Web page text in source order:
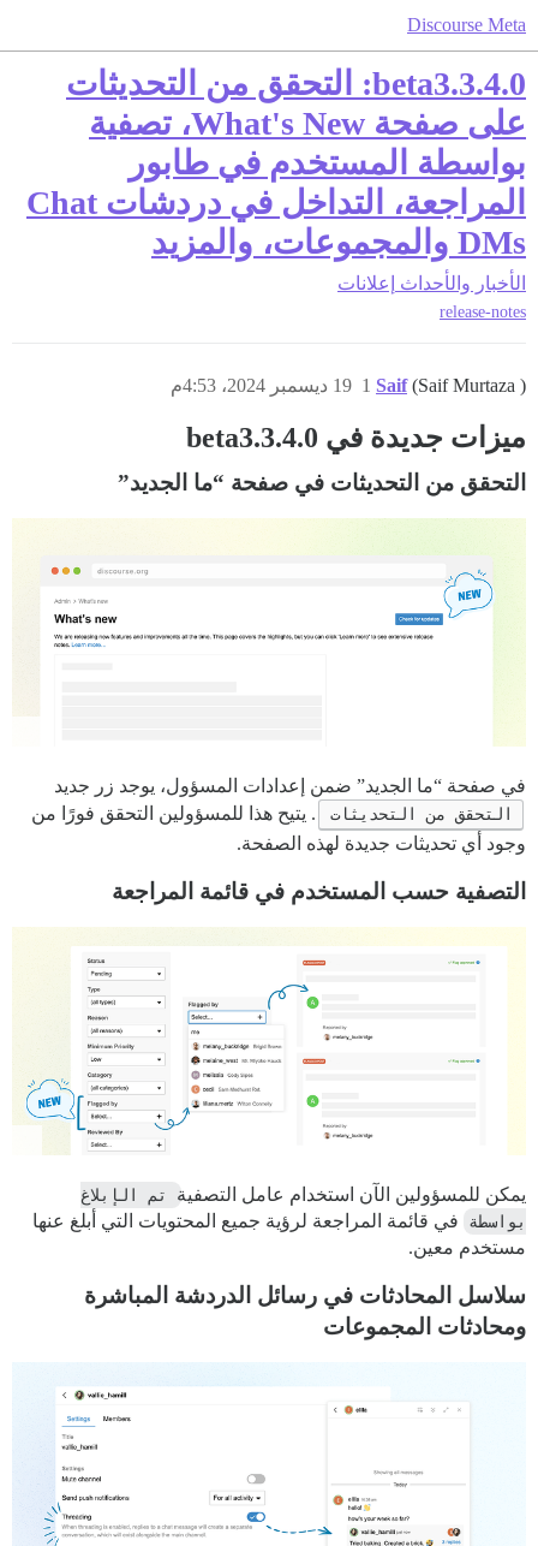
Discourse Meta
3.4.0.beta3: التحقق من التحديثات
على صفحة What's New، تصفية
بواسطة المستخدم في طابور
المراجعة، التداخل في دردشات Chat
DMs والمجموعات، والمزيد
الأخبار والأحداث إعلانات
release-notes
Saif (Saif Murtaza ) 19 ديسمبر 2024، 4:53م 1
ميزات جديدة في 3.4.0.beta3
التحقق من التحديثات في صفحة “ما الجديد”
في صفحة “ما الجديد” ضمن إعدادات المسؤول، يوجد زر جديد
التحقق من التحديثات
. يتيح هذا للمسؤولين التحقق فورًا من
وجود أي تحديثات جديدة لهذه الصفحة.
التصفية حسب المستخدم في قائمة المراجعة
يمكن للمسؤولين الآن استخدام عامل التصفية
بواسطة في قائمة المراجعة لرؤية جميع المحتويات التي أبلغ عنها
مستخدم معين.
سلاسل المحادثات في رسائل الدردشة المباشرة
ومحادثات المجموعات